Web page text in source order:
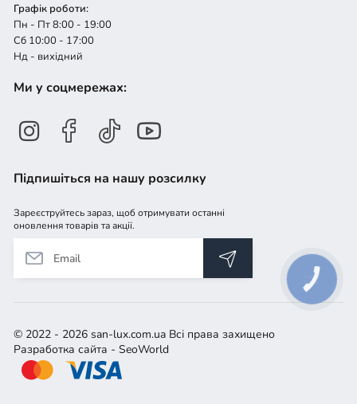
Графік роботи:
Пн - Пт 8:00 - 19:00
Сб 10:00 - 17:00
Нд - вихідний
Ми у соцмережах:
Підпишіться на нашу розсилку
Зареєструйтесь зараз, щоб отримувати останні
оновлення товарів та акції.
© 2022 - 2026 san-lux.com.ua Всі права захищено
Разработка сайта - SeoWorld
КНОПКА
ЗВ'ЯЗКУ